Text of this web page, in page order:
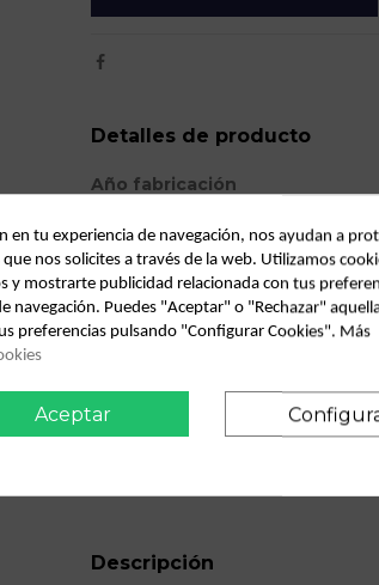
Detalles de producto
Año fabricación
Código motor
Bastidor
Color
Versión
Modelo
Descripción
en tu experiencia de navegación, nos ayudan a
nos solicites a través de la web. Utilizamos
y mostrarte publicidad relacionada con tus
navegación. Puedes "Aceptar" o "Rechazar"
preferencias pulsando "Configurar Cookies". Más
Aceptar